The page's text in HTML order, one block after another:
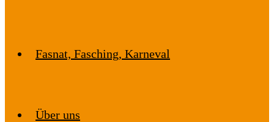
Fasnat, Fasching, Karneval
Über uns